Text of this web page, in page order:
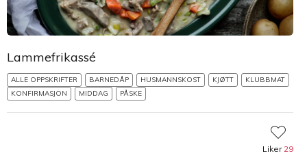
Lammefrikassé
ALLE OPPSKRIFTER BARNEDÅP HUSMANNSKOST KJØTT
KLUBBMAT
KONFIRMASJON
MIDDAG PÅSKE
Liker 29